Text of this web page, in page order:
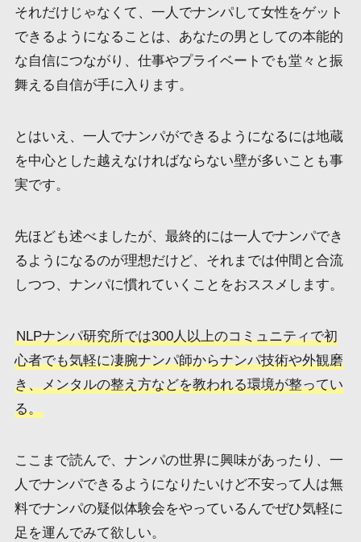
それだけじゃなくて、一人でナンパして女性をゲット
できるようになることは、あなたの男としての本能的
な自信につながり、仕事やプライベートでも堂々と振
舞える自信が手に入ります。
とはいえ、一人でナンパができるようになるには地蔵
を中心とした越えなければならない壁が多いことも事
実です。
先ほども述べましたが、最終的には一人でナンパでき
るようになるのが理想だけど、それまでは仲間と合流
しつつ、ナンパに慣れていくことをおススメします。
NLPナンパ研究所では300人以上のコミュニティで初
心者でも気軽に凄腕ナンパ師からナンパ技術や外観磨
き、メンタルの整え方などを教われる環境が整ってい
る。
ここまで読んで、ナンパの世界に興味があったり、一
人でナンパできるようになりたいけど不安って人は無
料でナンパの疑似体験会をやっているんでぜひ気軽に
足を運んでみて欲しい。